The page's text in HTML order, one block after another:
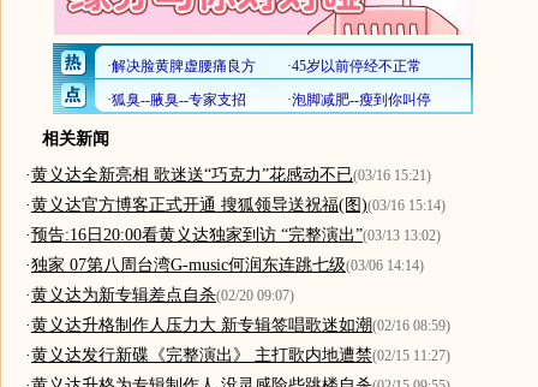
相关新闻
·黄义达全新亮相 歌迷送“巧克力”花感动不已(03/16 15:21)
·黄义达官方博客正式开通 搜狐领导送祝福(图)(03/16 15:14)
·预告:16日20:00看黄义达独家到访 “完整演出”(03/13 13:02)
·独家 07第八周台湾G-music何润东连跳七级(03/06 14:14)
·黄义达为新专辑差点自杀(02/20 09:07)
·黄义达升格制作人压力大 新专辑签唱歌迷如潮(02/16 08:59)
·黄义达发行新碟《完整演出》 主打歌内地遭禁(02/15 11:27)